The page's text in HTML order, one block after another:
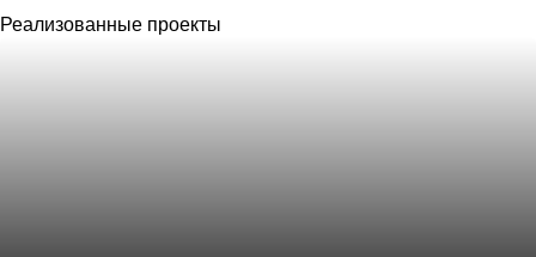
Реализованные проекты